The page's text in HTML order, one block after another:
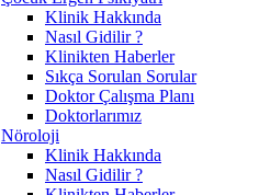
Klinik Hakkında
Nasıl Gidilir ?
Klinikten Haberler
Sıkça Sorulan Sorular
Doktor Çalışma Planı
Doktorlarımız
Nöroloji
Klinik Hakkında
Nasıl Gidilir ?